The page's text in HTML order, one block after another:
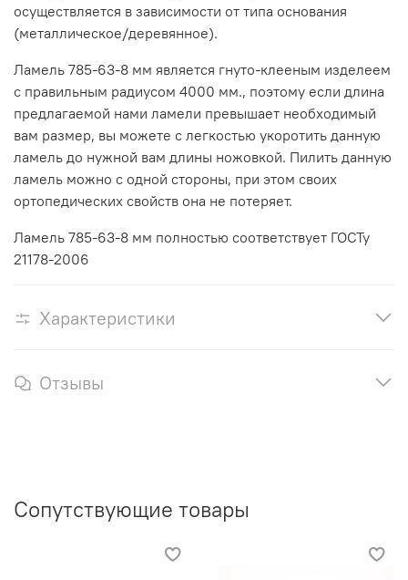
осуществляется в зависимости от типа основания
(металлическое/деревянное).
Ламель 785-63-8 мм является гнуто-клееным изделеем
с правильным радиусом 4000 мм., поэтому если длина
предлагаемой нами ламели превышает необходимый
вам размер, вы можете с легкостью укоротить данную
ламель до нужной вам длины ножовкой. Пилить данную
ламель можно с одной стороны, при этом своих
ортопедических свойств она не потеряет.
Ламель 785-63-8 мм полностью соответствует ГОСТу
21178-2006
Характеристики
Отзывы
Сопутствующие товары